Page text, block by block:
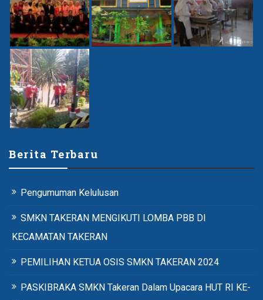
Berita Terbaru
Pengumuman Kelulusan
SMKN TAKERAN MENGIKUTI LOMBA PBB DI
KECAMATAN TAKERAN
PEMILIHAN KETUA OSIS SMKN TAKERAN 2024
PASKIBRAKA SMKN Takeran Dalam Upacara HUT RI KE-